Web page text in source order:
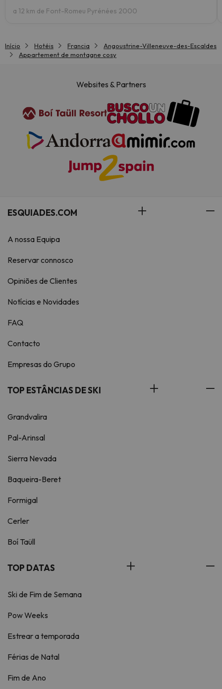
a 12 km de Font-Romeu Pyrénées 2000
Início Hotéis Francia
Angoustrine-Villeneuve-des-Escaldes
Appartement de montagne cosy
Websites & Partners
ESQUIADES.COM
A nossa Equipa
Reservar connosco
Opiniões de Clientes
Notícias e Novidades
FAQ
Contacto
Empresas do Grupo
TOP ESTÂNCIAS DE SKI
Grandvalira
Pal-Arinsal
Sierra Nevada
Baqueira-Beret
Formigal
Cerler
Boí Taüll
TOP DATAS
Ski de Fim de Semana
Pow Weeks
Estrear a temporada
Férias de Natal
Fim de Ano